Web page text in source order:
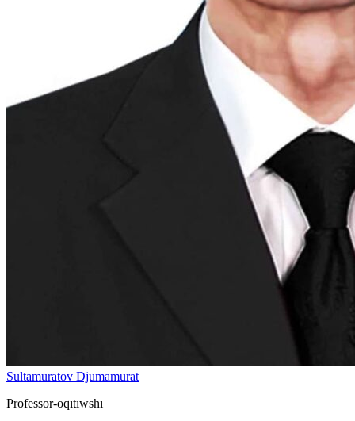
Sultamuratov Djumamurat
Professor-oqıtıwshı